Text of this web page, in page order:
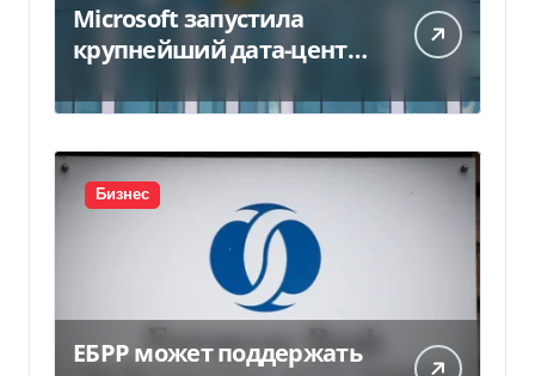
Microsoft запустила
крупнейший дата-центр
миллиарда
Бизнес
ЕБРР может поддержать